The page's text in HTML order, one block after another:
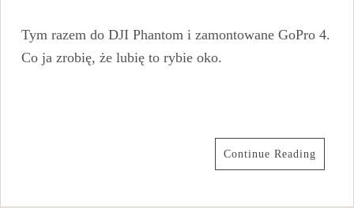
Tym razem do DJI Phantom i zamontowane GoPro 4.
Co ja zrobię, że lubię to rybie oko.
Continue Reading